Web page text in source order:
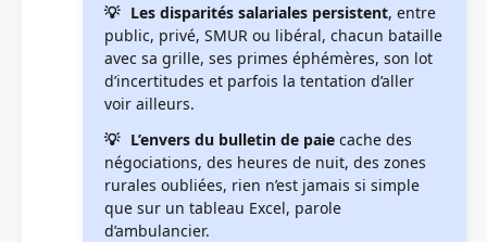
Les disparités salariales persistent, entre
public, privé, SMUR ou libéral, chacun bataille
avec sa grille, ses primes éphémères, son lot
d’incertitudes et parfois la tentation d’aller
voir ailleurs.
L’envers du bulletin de paie cache des
négociations, des heures de nuit, des zones
rurales oubliées, rien n’est jamais si simple
que sur un tableau Excel, parole
d’ambulancier.